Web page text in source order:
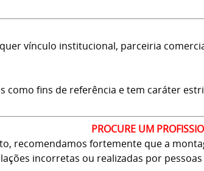
vínculo institucional, parceiria
como fins de referência e tem caráter
PROCURE UM
recomendamos fortemente que a
incorretas ou realizadas por